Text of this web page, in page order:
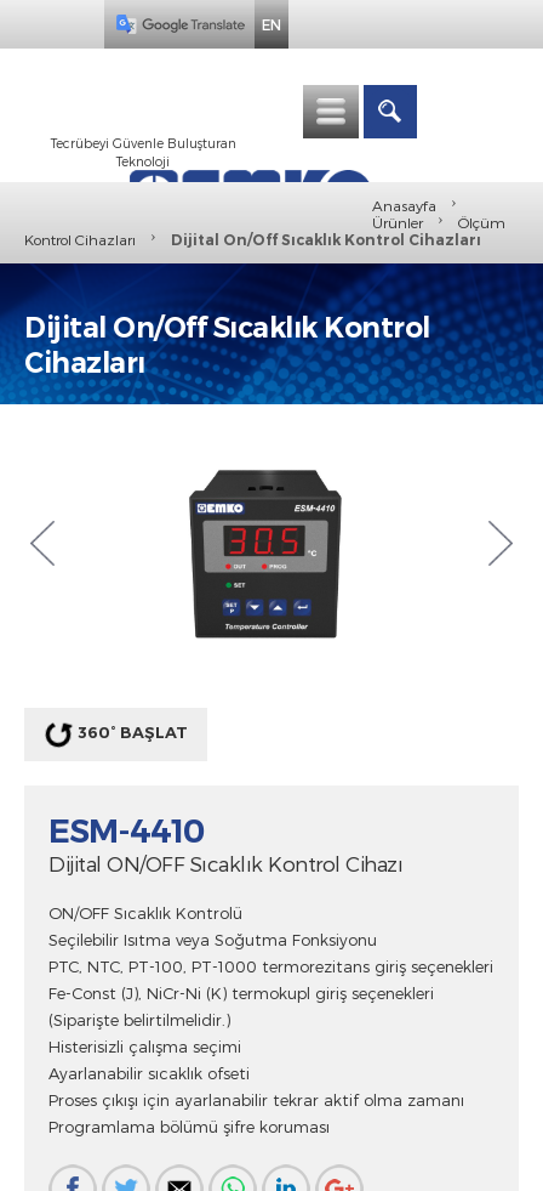
EN
Tecrübeyi Güvenle Buluşturan
Teknoloji
Anasayfa ›
Ürünler ›
Ölçüm
Kontrol Cihazları
› Dijital On/Off Sıcaklık Kontrol Cihazları
Dijital On/Off Sıcaklık Kontrol
Cihazları
360° BAŞLAT
ESM-4410
Dijital ON/OFF Sıcaklık Kontrol Cihazı
ON/OFF Sıcaklık Kontrolü
Seçilebilir Isıtma veya Soğutma Fonksiyonu
PTC, NTC, PT-100, PT-1000 termorezitans giriş seçenekleri
Fe-Const (J), NiCr-Ni (K) termokupl giriş seçenekleri
(Siparişte belirtilmelidir.)
Histerisizli çalışma seçimi
Ayarlanabilir sıcaklık ofseti
Proses çıkışı için ayarlanabilir tekrar aktif olma zamanı
Programlama bölümü şifre koruması